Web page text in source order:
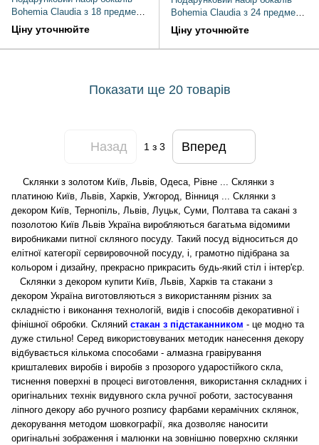
Bohemia Claudia з 18 предметів
декор платина Чехія
Ціну уточнюйте
Bohemia Claudia з 24 предметів
декор платина Чехія
Ціну уточнюйте
Показати ще 20 товарів
Назад 1з 3 Вперед
Склянки з золотом Київ, Львів, Одеса, Рівне ... Склянки з
платиною Київ, Львів, Харків, Ужгород, Вінниця ... Склянки з
декором Київ, Тернопіль, Львів, Луцьк, Суми, Полтава та сакані з
позолотою Київ Львів Україна виробляються багатьма відомими
виробниками питної скляного посуду. Такий посуд відноситься до
елітної категорії сервировочной посуду, і, грамотно підібрана за
кольором і дизайну, прекрасно прикрасить будь-який стіл і інтер'єр.
Склянки з декором купити Київ, Львів, Харків та стакани з
декором Україна виготовляються з використанням різних за
складністю і виконання технологій, видів і способів декоративної і
фінішної обробки. Скляний стакан з підстаканником - це модно та
дуже стильно! Серед використовуваних методик нанесення декору
відбувається кількома способами - алмазна гравірування
кришталевих виробів і виробів з прозорого ударостійкого скла,
тиснення поверхні в процесі виготовлення, використання складних і
оригінальних технік видувного скла ручної роботи, застосування
ліпного декору або ручного розпису фарбами керамічних склянок,
декорування методом шовкографії, яка дозволяє наносити
оригінальні зображення і малюнки на зовнішню поверхню склянки